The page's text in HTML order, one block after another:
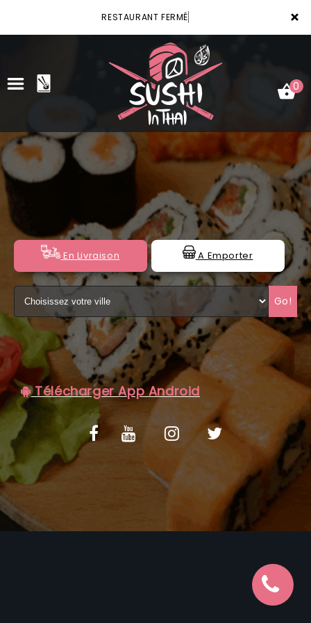
×
RESTAURANT FERMÉ
ACCUEIL
VOTRE COMPTE
NOTRE RESTAURANT
VOS AVIS
MENTIONS LÉGALES
C.G.V
0
En Livraison A Emporter
Go!
Télécharger App Android